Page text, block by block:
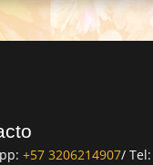
+57 3206214907/